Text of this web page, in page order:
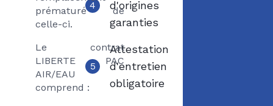
prématuré de
celle-ci.
Le contrat
LIBERTE PAC
AIR/EAU
comprend :
4
d'origines
garanties
5
Attestation
d'entretien
obligatoire